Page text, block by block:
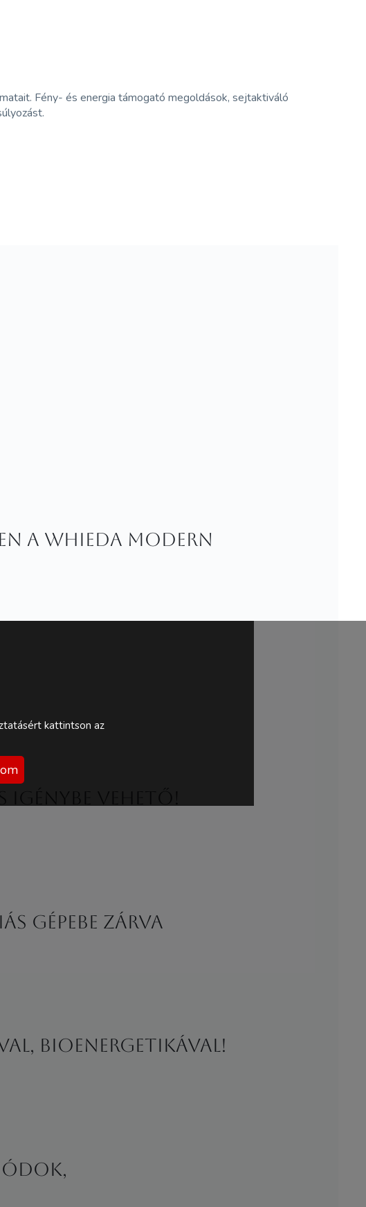
Fény- és energia támogató megoldások, sejtaktiváló
a WHIEDA modern
vehető!
gépebe zárva
bioenergetikával!
kattintson az